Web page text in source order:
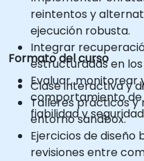
reintentos y
ejecución robusta.
Integrar
estructuradas en
Evaluar, monitorear
comportamiento
fiabilidad y
Formato del curso
Clase interactiva y
Talleres prácticos y
entorno sandbox.
Ejercicios de diseño
revisiones entre